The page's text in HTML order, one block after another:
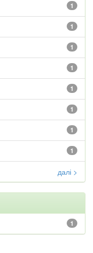
1
1
1
1
1
1
1
1
далі >
1